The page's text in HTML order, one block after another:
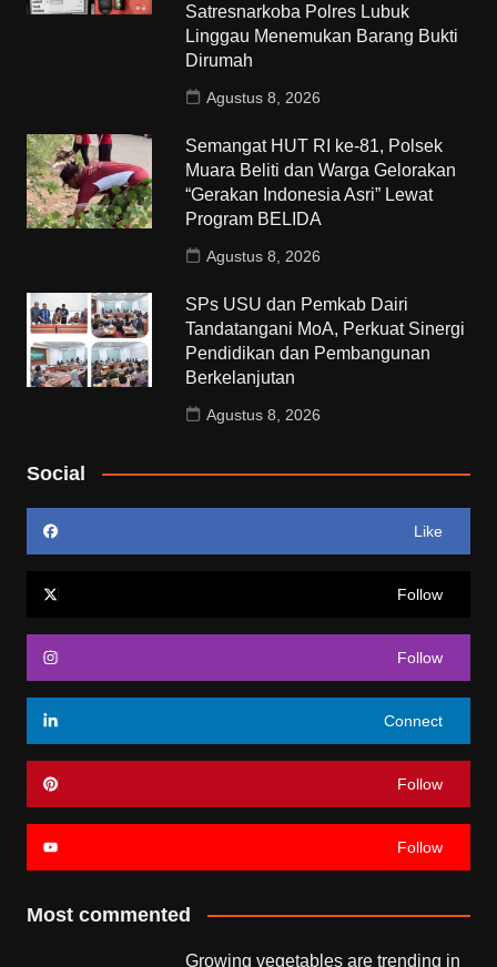
Satresnarkoba Polres Lubuk
Linggau Menemukan Barang Bukti
Dirumah
Agustus 8, 2026
Semangat HUT RI ke-81, Polsek
Muara Beliti dan Warga Gelorakan
“Gerakan Indonesia Asri” Lewat
Program BELIDA
Agustus 8, 2026
SPs USU dan Pemkab Dairi
Tandatangani MoA, Perkuat Sinergi
Pendidikan dan Pembangunan
Berkelanjutan
Agustus 8, 2026
Social
Like
Follow
Follow
Connect
Follow
Follow
Most commented
Growing vegetables are trending in